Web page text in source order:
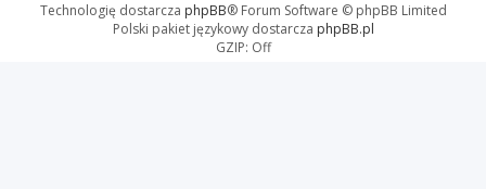
Technologię dostarcza phpBB® Forum Software © phpBB Limited
Polski pakiet językowy dostarcza phpBB.pl
GZIP: Off